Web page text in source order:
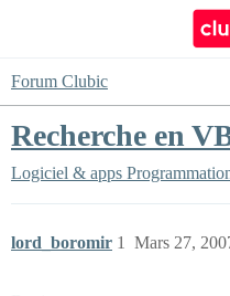
Forum Clubic
Recherche en
Logiciel & apps
lord_boromir Mars 27,
1